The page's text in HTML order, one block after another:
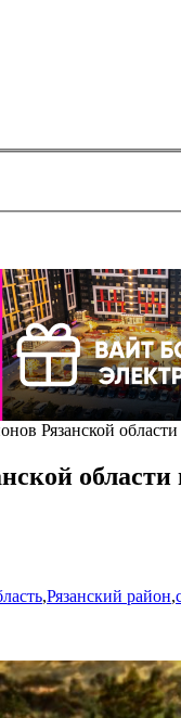
Рязанской
,Рязанский район,